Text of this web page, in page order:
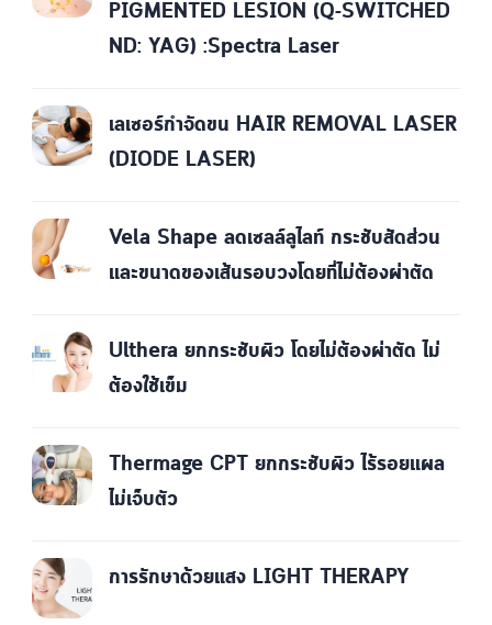
PIGMENTED LESION (Q-SWITCHED
ND: YAG) :Spectra Laser
เลเซอร์กำจัดขน HAIR REMOVAL LASER
(DIODE LASER)
Vela Shape ลดเซลล์ลูไลท์ กระชับสัดส่วน
และขนาดของเส้นรอบวงโดยที่ไม่ต้องผ่าตัด
Ulthera ยกกระชับผิว โดยไม่ต้องผ่าตัด ไม่
ต้องใช้เข็ม
Thermage CPT ยกกระชับผิว ไร้รอยแผล
ไม่เจ็บตัว
การรักษาด้วยแสง LIGHT THERAPY